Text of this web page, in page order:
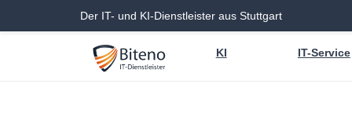
Der IT- und KI-Dienstleister aus Stuttgart
KI IT-Service